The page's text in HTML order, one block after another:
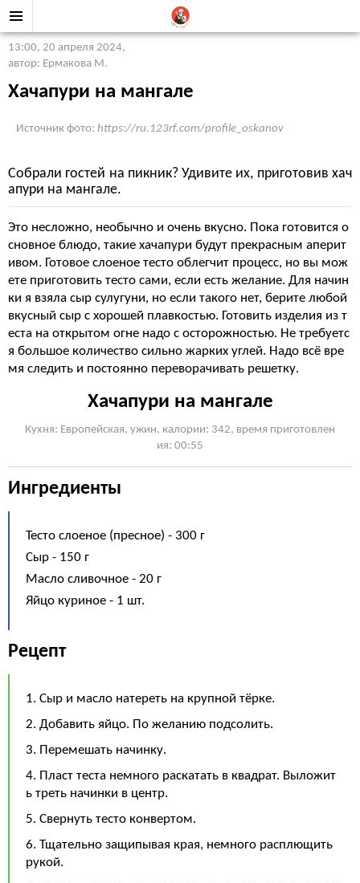
13:00, 20 апреля 2024,
автор: Ермакова М.
Хачапури на мангале
Источник фото: https://ru.123rf.com/profile_oskanov
Собрали гостей на пикник? Удивите их, приготовив хач
апури на мангале.
Это несложно, необычно и очень вкусно. Пока готовится о
сновное блюдо, такие хачапури будут прекрасным аперит
ивом. Готовое слоеное тесто облегчит процесс, но вы мож
ете приготовить тесто сами, если есть желание. Для начин
ки я взяла сыр сулугуни, но если такого нет, берите любой
вкусный сыр с хорошей плавкостью. Готовить изделия из т
еста на открытом огне надо с осторожностью. Не требуетс
я большое количество сильно жарких углей. Надо всё вре
мя следить и постоянно переворачивать решетку.
Хачапури на мангале
Кухня: Европейская, ужин, калории: 342, время приготовлен
ия: 00:55
Ингредиенты
Тесто слоеное (пресное) - 300 г
Сыр - 150 г
Масло сливочное - 20 г
Яйцо куриное - 1 шт.
Рецепт
1. Сыр и масло натереть на крупной тёрке.
2. Добавить яйцо. По желанию подсолить.
3. Перемешать начинку.
4. Пласт теста немного раскатать в квадрат. Выложит
ь треть начинки в центр.
5. Свернуть тесто конвертом.
6. Тщательно защипывая края, немного расплющить
рукой.